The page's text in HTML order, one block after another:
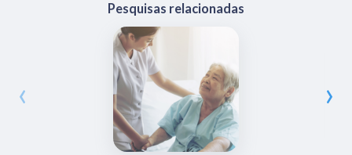
Pesquisas relacionadas
‹ ›